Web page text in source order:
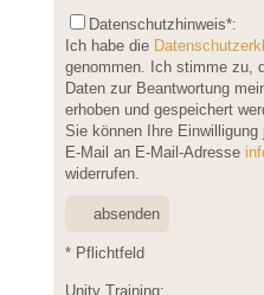
Datenschutzhinweis*:
Ich habe die
genommen. Ich stimme zu,
Daten zur Beantwortung
erhoben und gespeichert
Sie können Ihre
E-Mail an E-Mail-Adresse
widerrufen.
* Pflichtfeld
Unity Training: